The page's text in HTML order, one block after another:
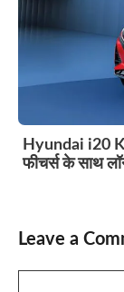
Hyundai i20
फीचर्स के साथ
Leave a